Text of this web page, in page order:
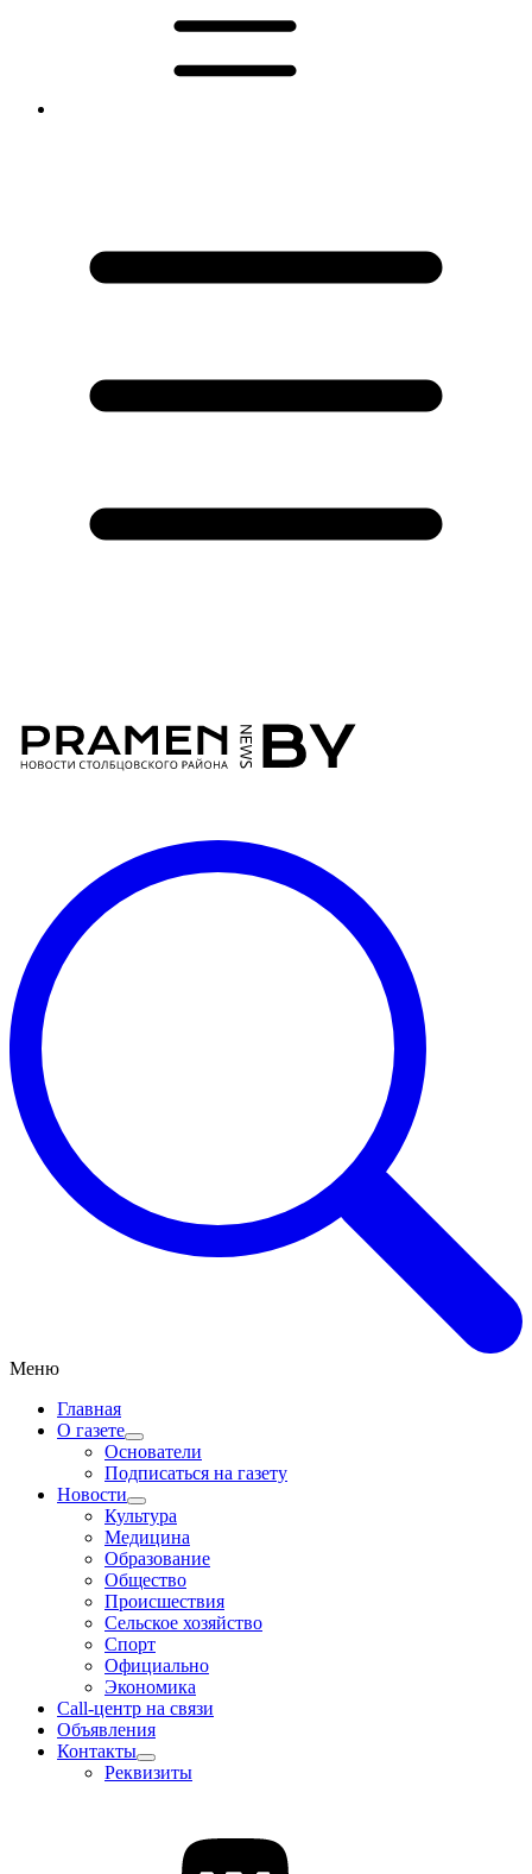
Меню
Главная
О газете
Основатели
Подписаться на газету
Новости
Культура
Медицина
Образование
Общество
Происшествия
Сельское хозяйство
Спорт
Официально
Экономика
Call-центр на связи
Объявления
Контакты
Реквизиты